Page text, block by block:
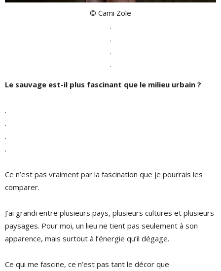
© Cami Zole
.
.
.
.
Le sauvage est-il plus fascinant que le milieu urbain ?
.
.
.
.
Ce n’est pas vraiment par la fascination que je pourrais les
comparer.
J’ai grandi entre plusieurs pays, plusieurs cultures et plusieurs
paysages. Pour moi, un lieu ne tient pas seulement à son
apparence, mais surtout à l’énergie qu’il dégage.
Ce qui me fascine, ce n’est pas tant le décor que